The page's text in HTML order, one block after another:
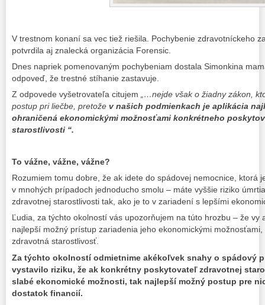
V trestnom konaní sa vec tiež riešila. Pochybenie zdravotníckeho
potvrdila aj znalecká organizácia Forensic.
Dnes napriek pomenovaným pochybeniam dostala Simonkina
odpoveď, že trestné stíhanie zastavuje.
Z odpovede vyšetrovateľa citujem
„…nejde však o žiadny zákon,
postup pri liečbe, pretože v našich podmienkach je aplikácia
ohraničená ekonomickými možnosťami konkrétneho
starostlivosti “.
To vážne, vážne, vážne?
Rozumiem tomu dobre, že ak idete do spádovej nemocnice, ktorá
v mnohých prípadoch jednoducho smolu – máte vyššie riziko
zdravotnej starostlivosti tak, ako je to v zariadení s lepšími
Ľudia, za týchto okolností vás upozorňujem na túto hrozbu – že vy
najlepší možný prístup zariadenia jeho ekonomickými
zdravotná starostlivosť.
Za týchto okolností odmietnime akékoľvek snahy o spádový
vystavilo riziku, že ak konkrétny poskytovateľ zdravotnej
slabé ekonomické možnosti, tak najlepší možný postup pre
dostatok financií.